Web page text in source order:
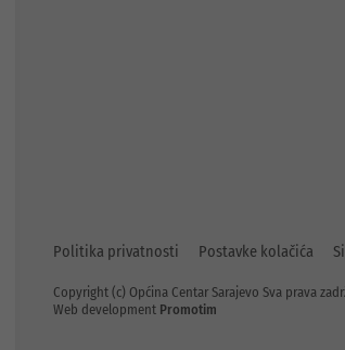
Politika privatnosti Postavke kolačića
Copyright (c) Općina Centar Sarajevo Sva prava
Web development Promotim